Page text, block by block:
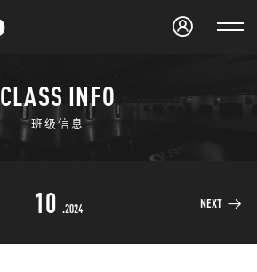
CLASS INFO
班级信息
10 .2024 NEXT